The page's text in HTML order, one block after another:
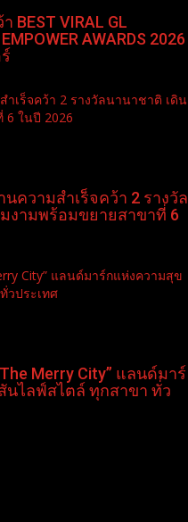
BEST VIRAL GL
AWARDS 2026
ำเร็จคว้า 2 รางวัลนานาชาติ เดิน
6 ในปี 2026
ความสำเร็จคว้า 2 รางวัล
งามพร้อมขยายสาขาที่ 6
City” แลนด์มาร์กแห่งความสุข
วประเทศ
Merry City” แลนด์มาร์
ไลฟ์สไตล์ ทุกสาขา ทั่ว